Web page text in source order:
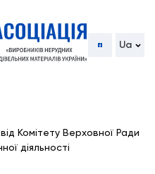
Ua
Комітету Верховної Ради
діяльності